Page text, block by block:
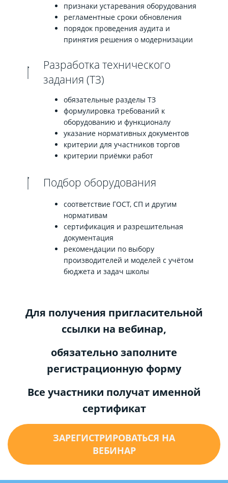
признаки устаревания оборудования
регламентные сроки обновления
порядок проведения аудита и
принятия решения о модернизации
Разработка технического
задания (ТЗ)
обязательные разделы ТЗ
формулировка требований к
оборудованию и функционалу
указание нормативных документов
критерии для участников торгов
критерии приёмки работ
Подбор оборудования
соответствие ГОСТ, СП и другим
нормативам
сертификация и разрешительная
документация
рекомендации по выбору
производителей и моделей с учётом
бюджета и задач школы
Для получения пригласительной
ссылки на вебинар,
обязательно заполните
регистрационную форму
Все участники получат именной
сертификат
ЗАРЕГИСТРИРОВАТЬСЯ НА
ВЕБИНАР